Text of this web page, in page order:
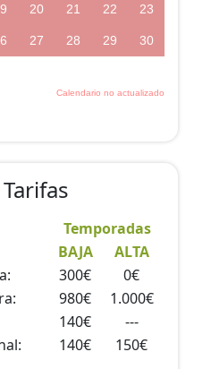
Tarifas
Temporadas
BAJA
ALTA
300€
0€
980€
1.000€
140€
---
140€ 150€